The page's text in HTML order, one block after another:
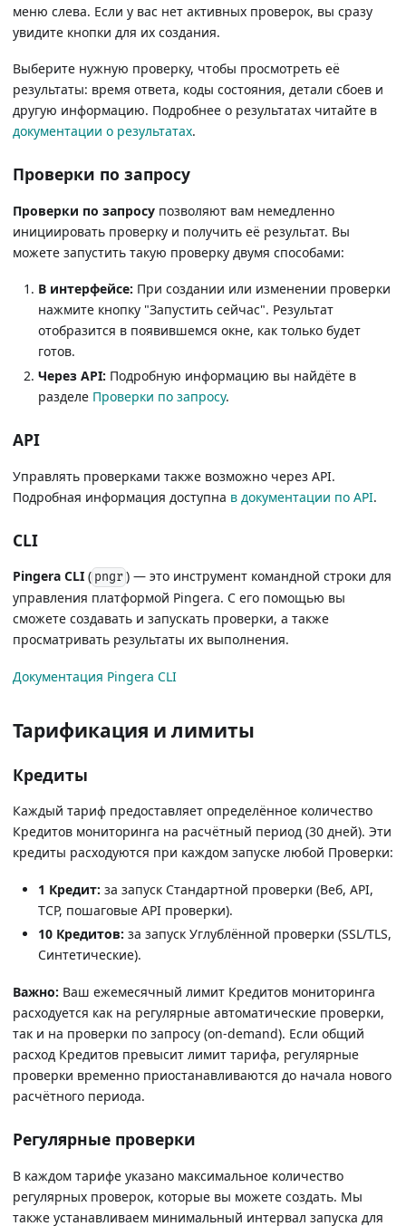
меню слева. Если у вас нет активных проверок, вы сразу
увидите кнопки для их создания.
Выберите нужную проверку, чтобы просмотреть её
результаты: время ответа, коды состояния, детали сбоев и
другую информацию. Подробнее о результатах читайте в
документации о результатах.
Проверки по запросу
Проверки по запросу позволяют вам немедленно
инициировать проверку и получить её результат. Вы
можете запустить такую проверку двумя способами:
В интерфейсе: При создании или изменении проверки
нажмите кнопку "Запустить сейчас". Результат
отобразится в появившемся окне, как только будет
готов.
Через API: Подробную информацию вы найдёте в
разделе Проверки по запросу.
API
Управлять проверками также возможно через API.
Подробная информация доступна в документации по API.
CLI
Pingera CLI ( pngr ) — это инструмент командной строки для
управления платформой Pingera. С его помощью вы
сможете создавать и запускать проверки, а также
просматривать результаты их выполнения.
Документация Pingera CLI
Тарификация и лимиты
Кредиты
Каждый тариф предоставляет определённое количество
Кредитов мониторинга на расчётный период (30 дней). Эти
кредиты расходуются при каждом запуске любой Проверки:
1 Кредит: за запуск Стандартной проверки (Веб, API,
TCP, пошаговые API проверки).
10 Кредитов: за запуск Углублённой проверки (SSL/TLS,
Синтетические).
Важно: Ваш ежемесячный лимит Кредитов мониторинга
расходуется как на регулярные автоматические проверки,
так и на проверки по запросу (on-demand). Если общий
расход Кредитов превысит лимит тарифа, регулярные
проверки временно приостанавливаются до начала нового
расчётного периода.
Регулярные проверки
В каждом тарифе указано максимальное количество
регулярных проверок, которые вы можете создать. Мы
также устанавливаем минимальный интервал запуска для